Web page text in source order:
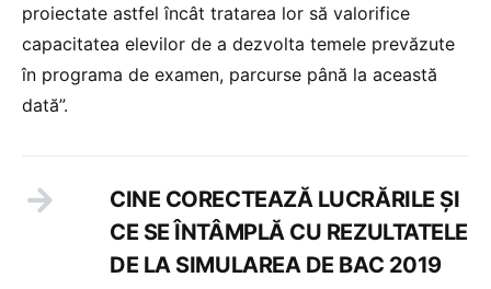
proiectate astfel încât tratarea lor să valorifice
capacitatea elevilor de a dezvolta temele prevăzute
în programa de examen, parcurse până la această
dată”.
CINE CORECTEAZĂ LUCRĂRILE ȘI
CE SE ÎNTÂMPLĂ CU REZULTATELE
DE LA SIMULAREA DE BAC 2019